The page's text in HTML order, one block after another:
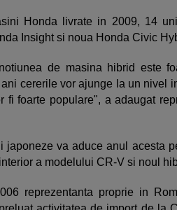
Honda livrate in 2009, 14
Insight si noua Honda Civic
de masina hibrid este
cererile vor ajunge la un nivel
fi foarte populare", a adaugat
japoneze va aduce anul acesta
a modelului CR-V si noul
reprezentanta proprie in